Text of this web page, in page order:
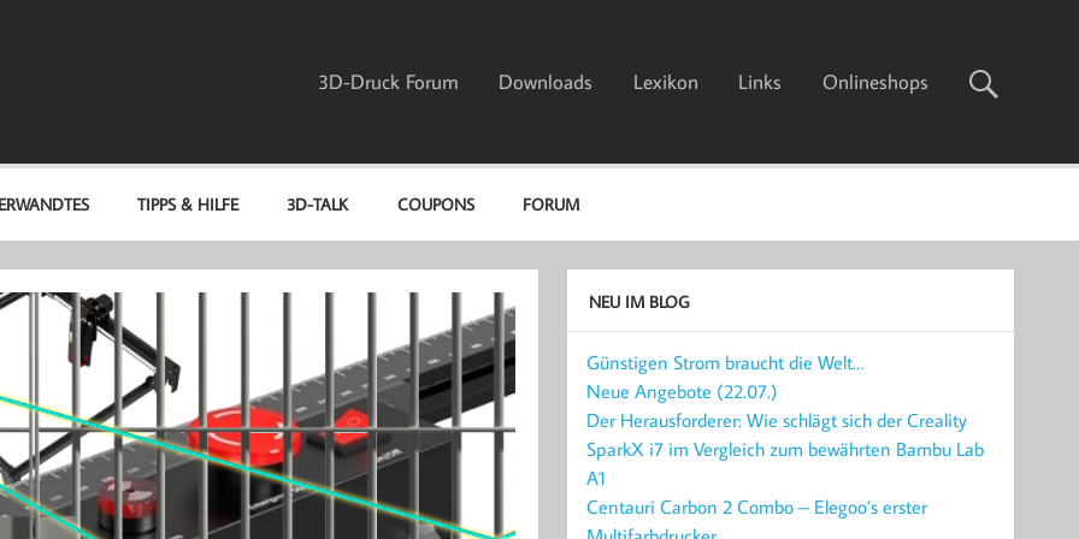
3D-Druck Forum Downloads Lexikon Links Onlineshops
TIPPS & HILFE 3D-TALK COUPONS FORUM
NEU IM BLOG
Günstigen Strom braucht die Welt…
Neue Angebote (22.07.)
Der Herausforderer: Wie schlägt sich der Creality
SparkX i7 im Vergleich zum bewährten Bambu Lab
A1
Centauri Carbon 2 Combo – Elegoo’s erster